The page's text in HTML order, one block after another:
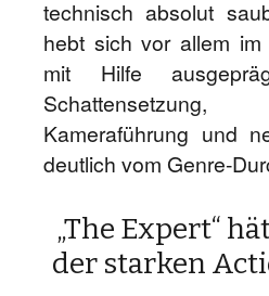
technisch absolut
hebt sich vor allem im
mit Hilfe
Kameraführung und
deutlich vom Genre-
„The Expert“
der starken